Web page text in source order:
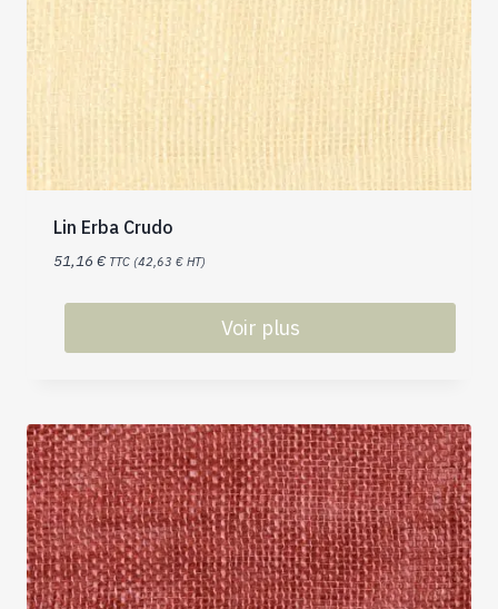
Lin Erba Crudo
51,16 € TTC (42,63 € HT)
Voir plus